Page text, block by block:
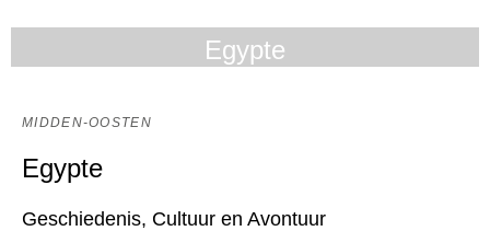
Egypte
MIDDEN-OOSTEN
Egypte
Geschiedenis, Cultuur en Avontuur